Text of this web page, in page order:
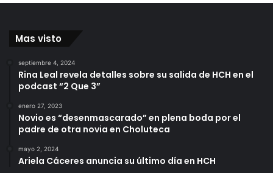
Mas visto
septiembre 4, 2024
Rina Leal revela detalles sobre su salida de HCH en el
podcast “2 Que 3”
enero 27, 2023
Novio es “desenmascarado” en plena boda por el
padre de otra novia en Choluteca
mayo 2, 2024
Ariela Cáceres anuncia su último día en HCH